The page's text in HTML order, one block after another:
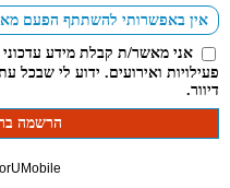
אני מאשר/ת קבלת מידע עדכוני
פעילויות ואירועים. ידוע לי
דיוור.